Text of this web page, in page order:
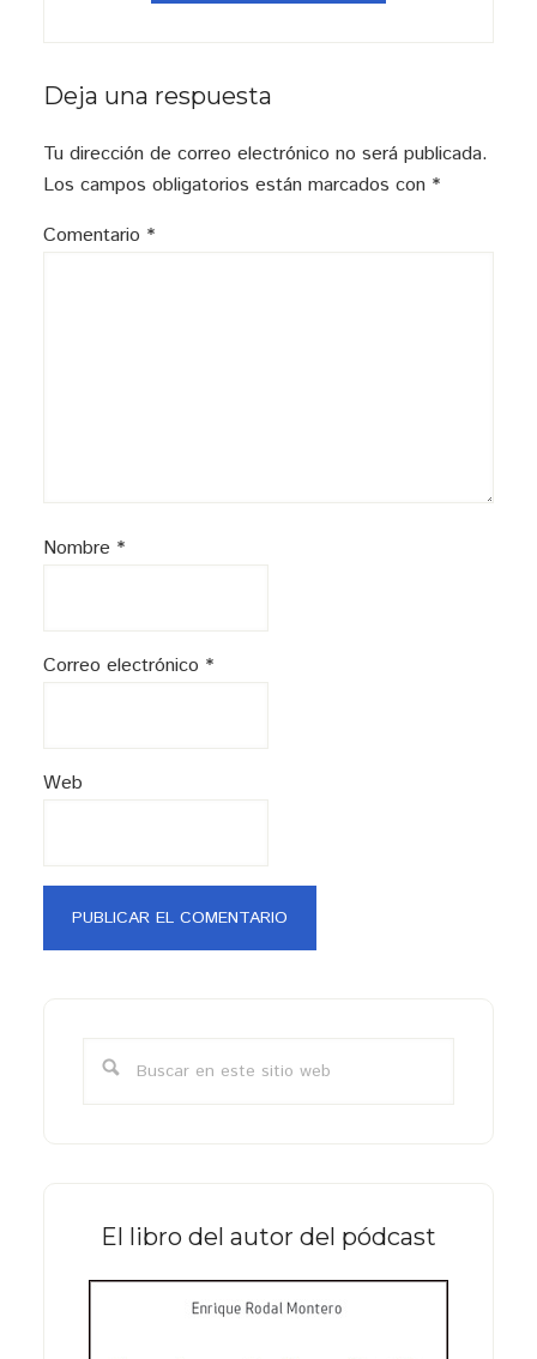
Interacciones
los
lectores
Deja una respuesta
Tu dirección de correo electrónico no será publicada.
Los campos obligatorios están marcados con *
Comentario *
Nombre *
Correo electrónico *
Web
primaria
El libro del autor del pódcast